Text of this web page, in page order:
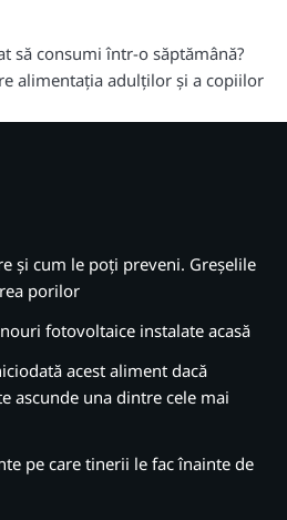
să consumi într-o săptămână?
alimentația adulților și a copiilor
și cum le poți preveni. Greșelile
porilor
fotovoltaice instalate acasă
acest aliment dacă
ascunde una dintre cele mai
pe care tinerii le fac înainte de